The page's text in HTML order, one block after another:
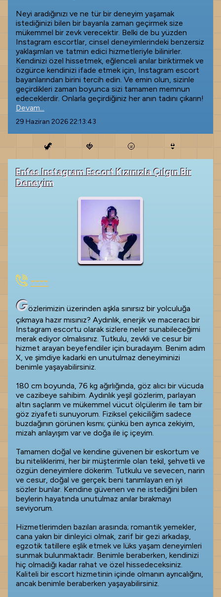
Neyi aradığınızı ve ne tür bir deneyim yaşamak
istediğinizi bilen bir bayanla zaman geçirmek size
mükemmel bir zevk verecektir. Belki de bu yüzden
Instagram escortlar, cinsel deneyimlerindeki benzersiz
yaklaşımları ve tatmin edici hizmetleriyle bilinirler.
Kendinizi özel hissetmek, eğlenceli anılar biriktirmek ve
özgürce kendinizi ifade etmek için, Instagram escort
bayanlarından birini tercih edin. Ve emin olun, sizinle
geçirdikleri zaman boyunca sizi tamamen memnun
edeceklerdir. Onlarla geçirdiğiniz her anın tadını çıkarın!
Devam...
29 Haziran 2026 22:13:43
🦖 🍓 🌝 👙
Enfes Instagram Escort Kızınızla Çılgın Bir
Deneyim
----
Gözlerimizin üzerinden aşkla sınırsız bir yolculuğa
çıkmaya hazır mısınız? Aydınlık, enerjik ve maceracı bir
Instagram escortu olarak sizlere neler sunabileceğimi
merak ediyor olmalısınız. Tutkulu, zevkli ve cesur bir
hizmet arayan beyefendiler için buradayım. Benim adım
X, ve şimdiye kadarki en unutulmaz deneyiminizi
benimle yaşayabilirsiniz.
180 cm boyunda, 76 kg ağırlığında, göz alıcı bir vücuda
ve cazibeye sahibim. Aydınlık yeşil gözlerim, parlayan
altın saçlarım ve mükemmel vücut ölçülerim ile tam bir
göz ziyafeti sunuyorum. Fiziksel çekiciliğim sadece
buzdağının görünen kısmı; çünkü ben ayrıca zekiyim,
mizah anlayışım var ve doğa ile iç içeyim.
Tamamen doğal ve kendine güvenen bir eskortum ve
bu niteliklerimi, her bir müşterimle olan tekil, şehvetli ve
özgün deneyimlere dökerim. Tutkulu ve sevecen, narin
ve cesur, doğal ve gerçek; beni tanımlayan en iyi
sözler bunlar. Kendine güvenen ve ne istediğini bilen
beylerin hayatında unutulmaz anılar bırakmayı
seviyorum.
Hizmetlerimden bazıları arasında; romantik yemekler,
cana yakın bir dinleyici olmak, zarif bir gezi arkadaşı,
egzotik tatillere eşlik etmek ve lüks yaşam deneyimleri
sunmak bulunmaktadır. Benimle beraberken, kendinizi
hiç olmadığı kadar rahat ve özel hissedeceksiniz.
Kaliteli bir escort hizmetinin içinde olmanın ayrıcalığını,
ancak benimle beraberken yaşayabilirsiniz.